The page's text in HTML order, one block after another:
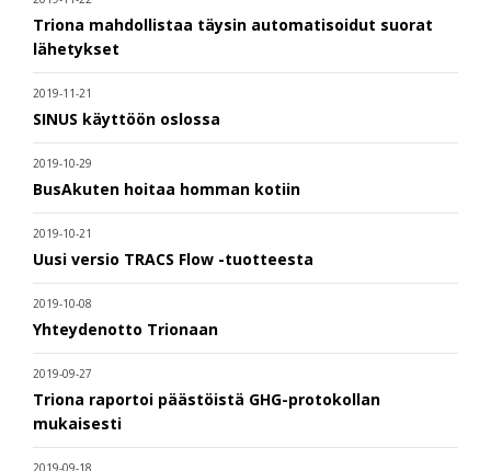
Triona mahdollistaa täysin automatisoidut suorat
lähetykset
2019-11-21
SINUS käyttöön oslossa
2019-10-29
BusAkuten hoitaa homman kotiin
2019-10-21
Uusi versio TRACS Flow -tuotteesta
2019-10-08
Yhteydenotto Trionaan
2019-09-27
Triona raportoi päästöistä GHG-protokollan
mukaisesti
2019-09-18